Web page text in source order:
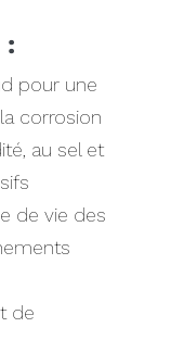
:
pour une
corrosion
au sel et
de vie des
de